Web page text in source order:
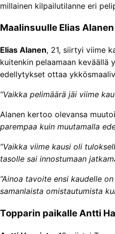
millainen kilpailutilanne eri
Maalinsuulle Elias Alanen
Elias Alanen, 21, siirtyi viime
kuitenkin pelaamaan keväällä
edellytykset ottaa
”Vaikka pelimäärä jäi viime
Alanen kertoo olevansa
parempaa kuin muutamalla
”Vaikka viime kausi oli
tasolle sai innostumaan
”Ainoa tavoite ensi kaudelle
samanlaista omistautumista
Topparin paikalle Antti